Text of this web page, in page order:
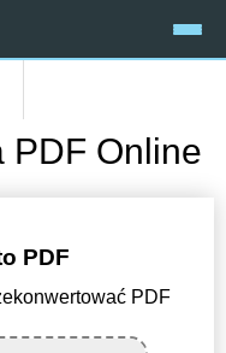
PDF Online
PDF
PDF